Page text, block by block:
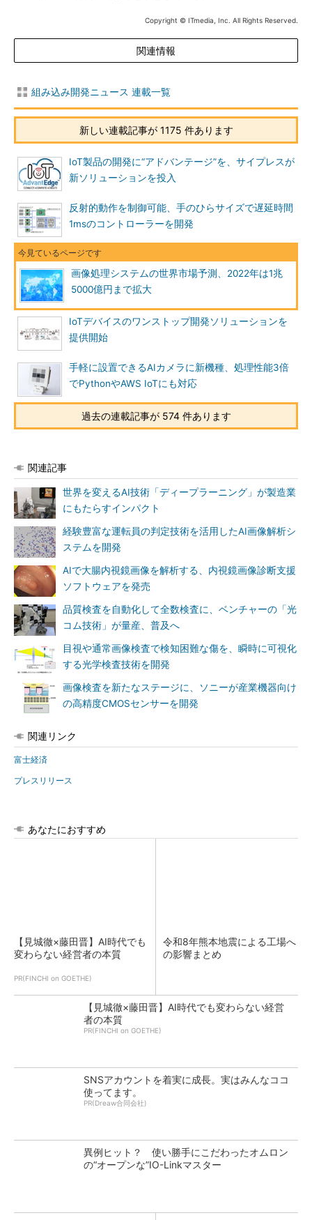
Copyright © ITmedia, Inc. All Rights Reserved.
関連情報
組み込み開発ニュース 連載一覧
新しい連載記事が 1175 件あります
IoT製品の開発に“アドバンテージ”を、サイプレスが
新ソリューションを投入
反射的動作を制御可能、手のひらサイズで遅延時間
1msのコントローラーを開発
画像処理システムの世界市場予測、2022年は1兆
5000億円まで拡大
IoTデバイスのワンストップ開発ソリューションを
提供開始
手軽に設置できるAIカメラに新機種、処理性能3倍
でPythonやAWS IoTにも対応
過去の連載記事が 574 件あります
関連記事
世界を変えるAI技術「ディープラーニング」が製造業
にもたらすインパクト
経験豊富な運転員の判定技術を活用したAI画像解析シ
ステムを開発
AIで大腸内視鏡画像を解析する、内視鏡画像診断支援
ソフトウェアを発売
品質検査を自動化して全数検査に、ベンチャーの「光
コム技術」が量産、普及へ
目視や通常画像検査で検知困難な傷を、瞬時に可視化
する光学検査技術を開発
画像検査を新たなステージに、ソニーが産業機器向け
の高精度CMOSセンサーを開発
関連リンク
富士経済
プレスリリース
あなたにおすすめ
【見城徹×藤田晋】AI時代でも
変わらない経営者の本質
PR(FINCHI on GOETHE)
令和8年熊本地震による工場へ
の影響まとめ
【見城徹×藤田晋】AI時代でも変わらない経営
者の本質
PR(FINCHI on GOETHE)
SNSアカウントを着実に成長。実はみんなココ
使ってます。
PR(Dreaw合同会社)
異例ヒット？ 使い勝手にこだわったオムロン
の“オープンな”IO-Linkマスター